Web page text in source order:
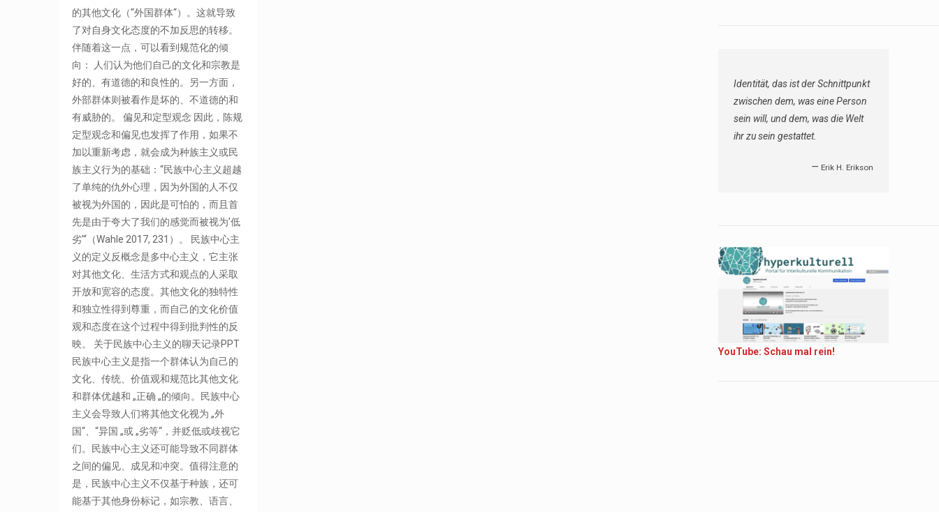
的其他文化（“外国群体“）。这就导致
了对自身文化态度的不加反思的转移。
伴随着这一点，可以看到规范化的倾
向： 人们认为他们自己的文化和宗教是
好的、有道德的和良性的。另一方面，
外部群体则被看作是坏的、不道德的和
有威胁的。 偏见和定型观念 因此，陈规
定型观念和偏见也发挥了作用，如果不
加以重新考虑，就会成为种族主义或民
族主义行为的基础：“民族中心主义超越
了单纯的仇外心理，因为外国的人不仅
被视为外国的，因此是可怕的，而且首
先是由于夸大了我们的感觉而被视为’低
劣'“（Wahle 2017, 231）。 民族中心主
义的定义反概念是多中心主义，它主张
对其他文化、生活方式和观点的人采取
开放和宽容的态度。其他文化的独特性
和独立性得到尊重，而自己的文化价值
观和态度在这个过程中得到批判性的反
映。 关于民族中心主义的聊天记录PPT
民族中心主义是指一个群体认为自己的
文化、传统、价值观和规范比其他文化
和群体优越和 „正确 „的倾向。民族中心
主义会导致人们将其他文化视为 „外
国“、“异国 „或 „劣等“，并贬低或歧视它
们。民族中心主义还可能导致不同群体
之间的偏见、成见和冲突。值得注意的
是，民族中心主义不仅基于种族，还可
能基于其他身份标记，如宗教、语言、
Die Zunge ist ein Dolch aus
Fleisch.
YouTube: Schau mal rein!